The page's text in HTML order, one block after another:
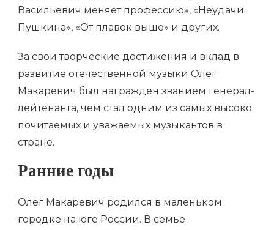
Васильевич меняет профессию», «Неудачи
Пушкина», «От плавок выше» и других.
За свои творческие достижения и вклад в
развитие отечественной музыки Олег
Макаревич был награжден званием генерал-
лейтенанта, чем стал одним из самых высоко
почитаемых и уважаемых музыкантов в
стране.
Ранние годы
Олег Макаревич родился в маленьком
городке на юге России. В семье